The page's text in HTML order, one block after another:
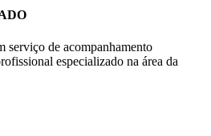
serviço de acompanhamento
especializado na área da